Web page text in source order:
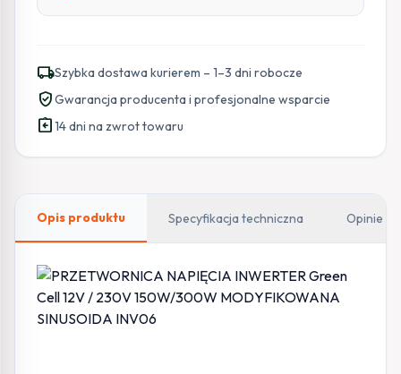
local_shippingSzybka dostawa kurierem – 1–3 dni robocze
verified_userGwarancja producenta i profesjonalne wsparcie
assignment_return14 dni na zwrot towaru
Opis produktu Specyfikacja techniczna Opinie